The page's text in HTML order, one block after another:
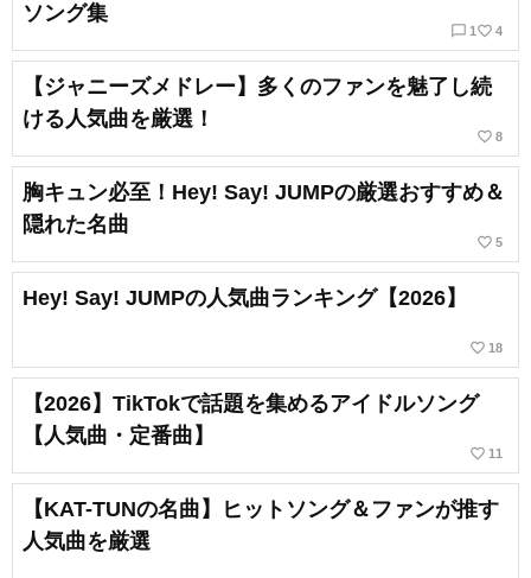
ソング集
chat_bubble_outline 1 favorite_border 4
【ジャニーズメドレー】多くのファンを魅了し続
ける人気曲を厳選！
favorite_border 8
胸キュン必至！Hey! Say! JUMPの厳選おすすめ＆
隠れた名曲
favorite_border 5
Hey! Say! JUMPの人気曲ランキング【2026】
favorite_border 18
【2026】TikTokで話題を集めるアイドルソング
【人気曲・定番曲】
favorite_border 11
【KAT-TUNの名曲】ヒットソング＆ファンが推す
人気曲を厳選